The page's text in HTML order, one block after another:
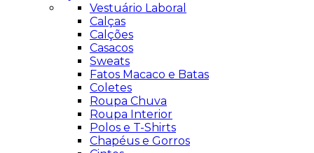
Vestuário Laboral
Calças
Calções
Casacos
Sweats
Fatos Macaco e Batas
Coletes
Roupa Chuva
Roupa Interior
Polos e T-Shirts
Chapéus e Gorros